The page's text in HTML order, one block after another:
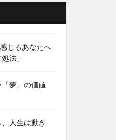
じるあなたへ
法」
夢」の価値
、人生は動き